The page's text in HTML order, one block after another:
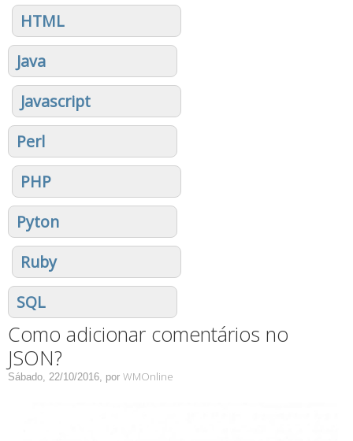
HTML
Java
Javascript
Perl
PHP
Pyton
Ruby
SQL
Como adicionar comentários no
JSON?
Sábado, 22/10/2016, por WMOnline